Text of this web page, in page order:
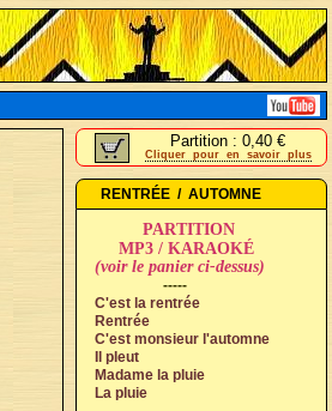
Partition : 0,40 €
Cliquer pour en savoir plus
RENTRÉE / AUTOMNE
PARTITION
MP3 / KARAOKÉ
(voir le panier ci-dessus)
-----
C'est la rentrée
Rentrée
C'est monsieur l'automne
Il pleut
Madame la pluie
La pluie